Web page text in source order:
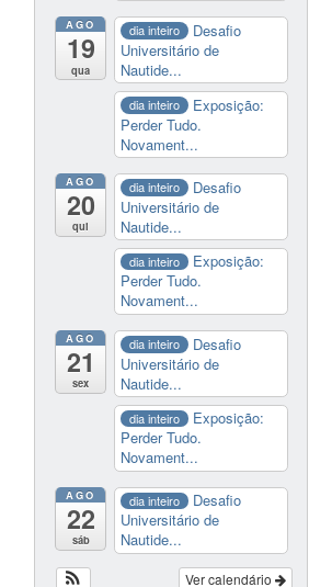
AGO
19
qua
dia inteiro
Desafio
Universitário de
Nautide...
dia inteiro
Exposição:
Perder Tudo.
Novament...
AGO
20
qui
dia inteiro
Desafio
Universitário de
Nautide...
dia inteiro
Exposição:
Perder Tudo.
Novament...
AGO
21
sex
dia inteiro
Desafio
Universitário de
Nautide...
dia inteiro
Exposição:
Perder Tudo.
Novament...
AGO
22
sáb
dia inteiro
Desafio
Universitário de
Nautide...
Ver calendário